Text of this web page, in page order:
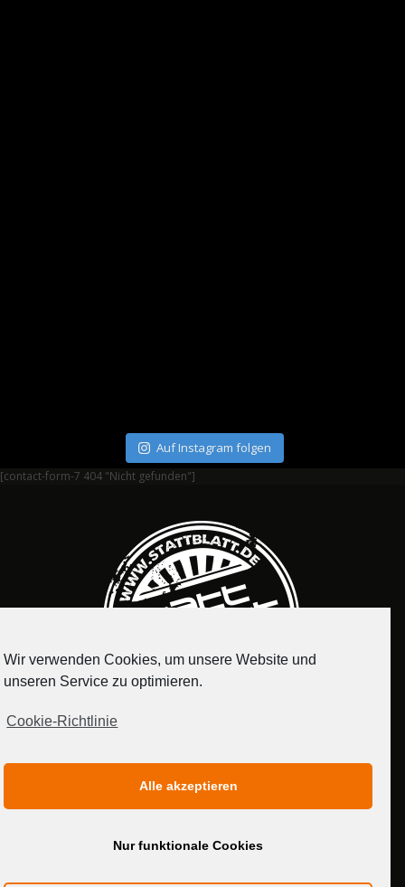
Auf Instagram folgen
[contact-form-7 404 "Nicht gefunden"]
MEDIADATEN
Wir verwenden Cookies, um unsere Website und
unseren Service zu optimieren.
Cookie-Richtlinie
Alle akzeptieren
Nur funktionale Cookies